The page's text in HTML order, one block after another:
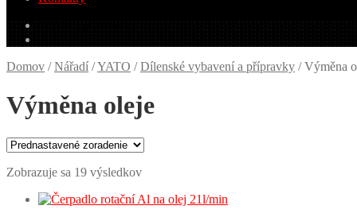
0.00 € 0 produktov
Domov /Nářadí /YATO /Dílenské vybavení a přípravky /Výměna
Výměna oleje
Zobrazuje sa 19 výsledkov